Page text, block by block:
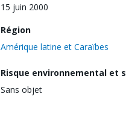
15 juin 2000
Région
Amérique latine et Caraïbes
Risque environnemental et
Sans objet